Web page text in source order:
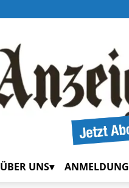
ÜBER UNS ANMELDUNG